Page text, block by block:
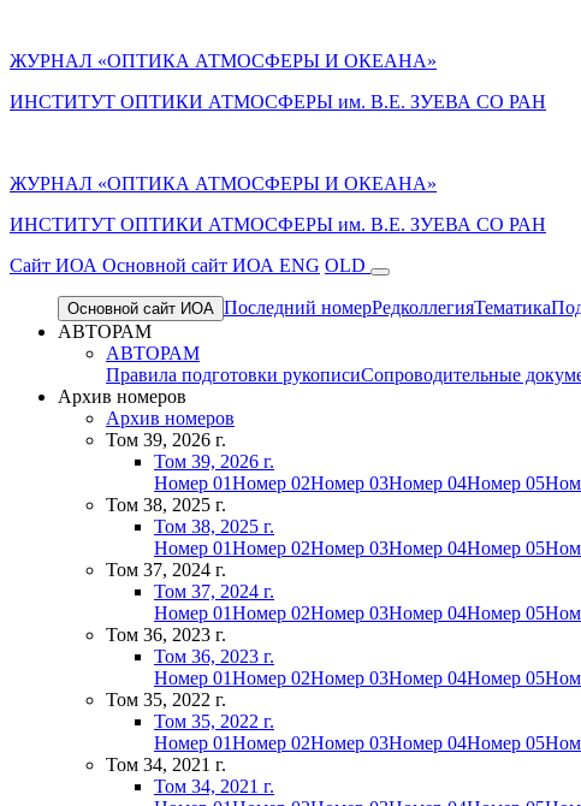
ЖУРНАЛ «ОПТИКА АТМОСФЕРЫ И ОКЕАНА»
ИНСТИТУТ ОПТИКИ АТМОСФЕРЫ им. В.Е. ЗУЕВА СО РАН
ЖУРНАЛ «ОПТИКА АТМОСФЕРЫ И ОКЕАНА»
ИНСТИТУТ ОПТИКИ АТМОСФЕРЫ им. В.Е. ЗУЕВА СО РАН
Cайт ИОА Основной сайт ИОА ENG OLD
Основной сайт ИОА Последний номерРедколлегияТематика
АВТОРАМ
АВТОРАМ
Правила подготовки рукописиСопроводительные
Архив номеров
Архив номеров
Том 39, 2026 г.
Том 39, 2026 г.
Номер 01Номер 02Номер 03Номер 04Номер 05
Том 38, 2025 г.
Том 38, 2025 г.
Номер 01Номер 02Номер 03Номер 04Номер 05
Том 37, 2024 г.
Том 37, 2024 г.
Номер 01Номер 02Номер 03Номер 04Номер 05
Том 36, 2023 г.
Том 36, 2023 г.
Номер 01Номер 02Номер 03Номер 04Номер 05
Том 35, 2022 г.
Том 35, 2022 г.
Номер 01Номер 02Номер 03Номер 04Номер 05
Том 34, 2021 г.
Том 34, 2021 г.